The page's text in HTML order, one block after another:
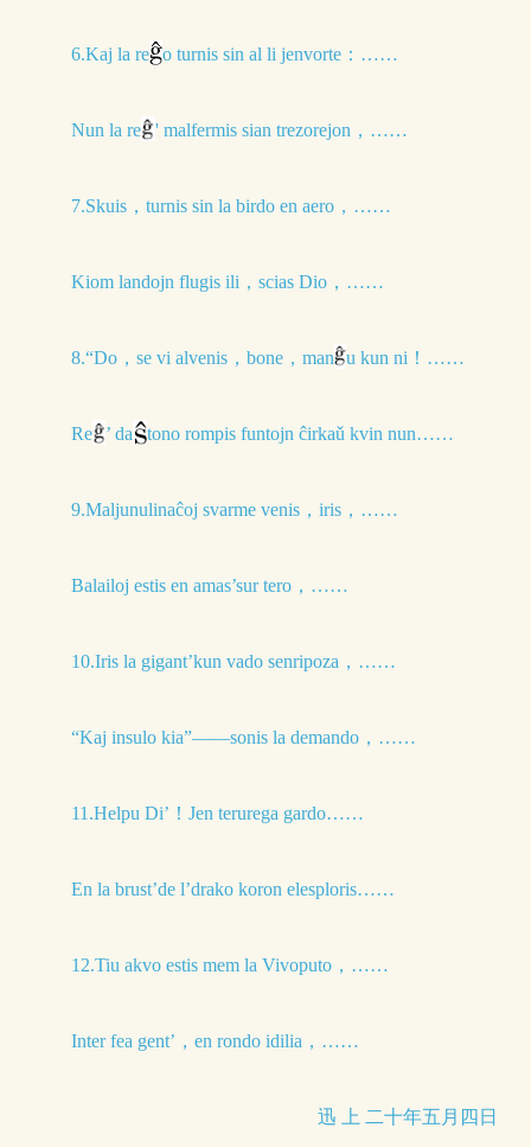
6.Kaj la re o turnis sin al li jenvorte：……
Nun la re ' malfermis sian trezorejon，……
7.Skuis，turnis sin la birdo en aero，……
Kiom landojn flugis ili，scias Dio，……
8.“Do，se vi alvenis，bone，man u kun ni！……
Re ’ da tono rompis funtojn ĉirkaǔ kvin nun……
9.Maljunulinaĉoj svarme venis，iris，……
Balailoj estis en amas’sur tero，……
10.Iris la gigant’kun vado senripoza，……
“Kaj insulo kia”——sonis la demando，……
11.Helpu Di’！Jen terurega gardo……
En la brust’de l’drako koron elesploris……
12.Tiu akvo estis mem la Vivoputo，……
Inter fea gent’，en rondo idilia，……
迅 上 二十年五月四日